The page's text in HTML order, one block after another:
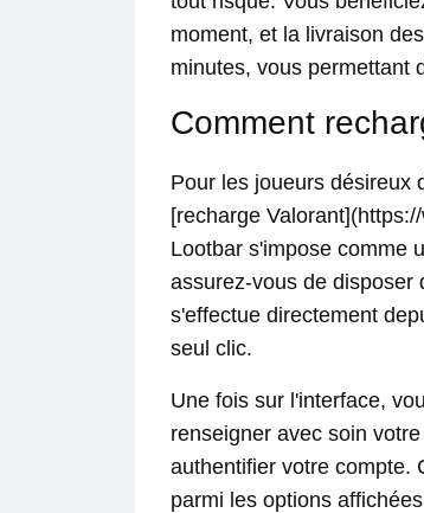
moment, et la livraison
minutes, vous permettant
Comment
Pour les joueurs désireux
[recharge
Lootbar s'impose comme
assurez-vous de disposer
s'effectue directement
seul clic.
Une fois sur l'interface,
renseigner avec soin
authentifier votre compte.
parmi les options